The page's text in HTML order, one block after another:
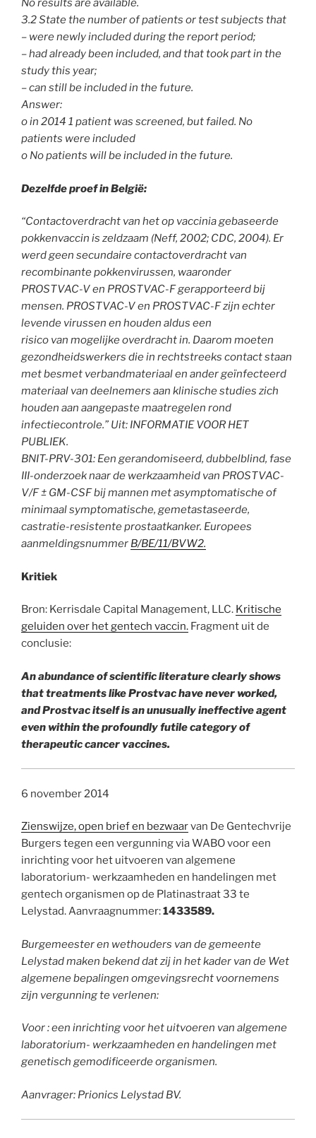
No results are available.
3.2 State the number of patients or test subjects that
– were newly included during the report period;
– had already been included, and that took part in the
study this year;
– can still be included in the future.
Answer:
o in 2014 1 patient was screened, but failed. No
patients were included
o No patients will be included in the future.
Dezelfde proef in België:
“Contactoverdracht van het op vaccinia gebaseerde
pokkenvaccin is zeldzaam (Neff, 2002; CDC, 2004). Er
werd geen secundaire contactoverdracht van
recombinante pokkenvirussen, waaronder
PROSTVAC-V en PROSTVAC-F gerapporteerd bij
mensen. PROSTVAC-V en PROSTVAC-F zijn echter
levende virussen en houden aldus een
risico van mogelijke overdracht in. Daarom moeten
gezondheidswerkers die in rechtstreeks contact staan
met besmet verbandmateriaal en ander geïnfecteerd
materiaal van deelnemers aan klinische studies zich
houden aan aangepaste maatregelen rond
infectiecontrole.” Uit: INFORMATIE VOOR HET
PUBLIEK.
BNIT-PRV-301: Een gerandomiseerd, dubbelblind, fase
III-onderzoek naar de werkzaamheid van PROSTVAC-
V/F ± GM-CSF bij mannen met asymptomatischeof
minimaal symptomatische, gemetastaseerde,
castratie-resistente prostaatkanker. Europees
aanmeldingsnummer B/BE/11/BVW2.
Kritiek
Bron: Kerrisdale Capital Management, LLC. Kritische
geluiden over het gentech vaccin. Fragment uit de
conclusie:
An abundance of scientific literature clearly shows
that treatments like Prostvac have never worked,
and Prostvac itself is an unusually ineffective agent
even within the profoundly futile category of
therapeutic cancer vaccines.
6 november 2014
Zienswijze, open brief en bezwaarvan De Gentechvrije
Burgers tegen een vergunning via WABO voor een
inrichting voor het uitvoeren van algemene
laboratorium- werkzaamheden en handelingen met
gentech organismen op de Platinastraat 33 te
Lelystad. Aanvraagnummer:1433589.
Burgemeester en wethouders van de gemeente
Lelystad maken bekend dat zij in het kader van de Wet
algemene bepalingen omgevingsrecht voornemens
zijn vergunning te verlenen:
Voor : een inrichting voor het uitvoeren van algemene
laboratorium- werkzaamheden en handelingen met
genetisch gemodificeerde organismen.
Aanvrager: Prionics Lelystad BV.